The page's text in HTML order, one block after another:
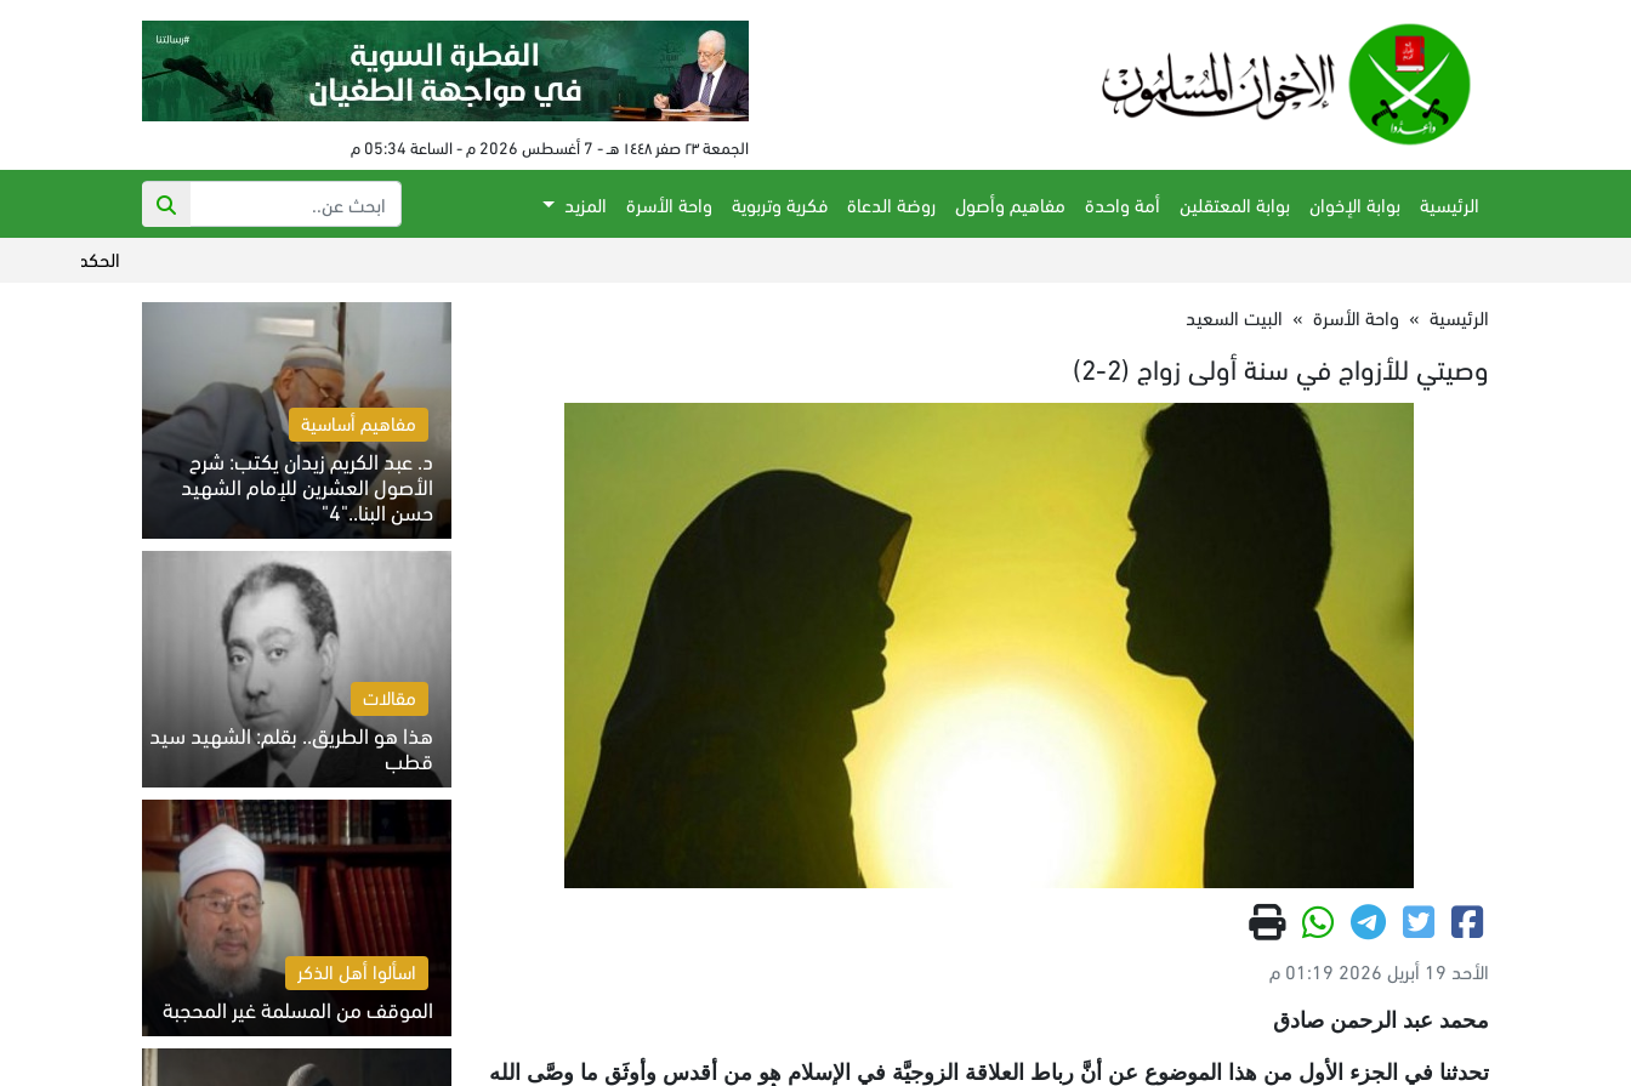
الجمعة ٢٣ صفر ١٤٤٨ هـ - 7 أغسطس 2026 م - الساعة 05:34 م
الرئيسية بوابة الإخوان بوابة المعتقلين أمة واحدة مفاهيم وأصول روضة الدعاة فكرية وتربوية واحة الأسرة
المزيد
الحكم على مفتي النظام البائد في
الرئيسية » واحة الأسرة » البيت السعيد
وصيتي للأزواج في سنة أولى زواج (2-2)
الأحد 19 أبريل 2026 01:19 م
محمد عبد الرحمن صادق
تحدثنا في الجزء الأول من هذا الموضوع عن أنَّ رباط العلاقة الزوجيَّة في الإسلام هو من أقدس وأوثَق ما وصَّى الله
مفاهيم أساسية
د. عبد الكريم زيدان يكتب: شرح
الأصول العشرين للإمام الشهيد
حسن البنا.."4"
الخميس 6 أغسطس 2026 10:27 ص
مقالات
هذا هو الطريق.. بقلم: الشهيد سيد
قطب
الخميس 6 أغسطس 2026 10:52 ص
اسألوا أهل الذكر
الموقف من المسلمة غير المحجبة
الخميس 6 أغسطس 2026 10:45 ص